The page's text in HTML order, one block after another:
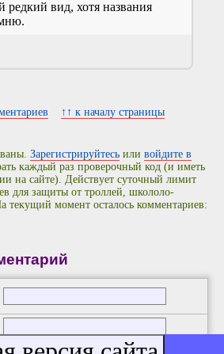
редкий вид, хотя названия
↑↑ к началу страницы
Зарегистрируйтесь иливойдите в
каждый раз проверочный код (и иметь
на сайте). Действует суточный лимит
для защиты от троллей, школоло-
текущий момент осталось комментариев: